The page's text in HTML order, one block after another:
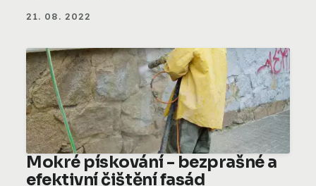
21. 08. 2022
Mokré pískování - bezprašné a
efektivní čištění fasád